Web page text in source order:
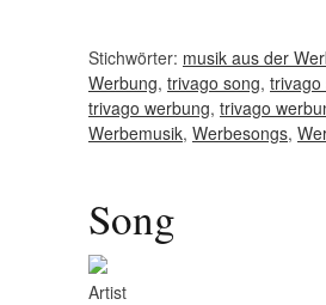
Stichwörter: musik aus der
Werbung, trivago song, trivago
trivago werbung, trivago
Werbemusik, Werbesongs,
Song
Artist